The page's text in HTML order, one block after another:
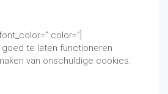
color=”]
te laten functioneren
van onschuldige cookies.